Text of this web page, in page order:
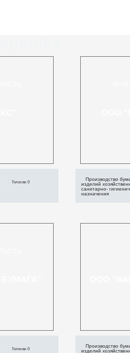
Голосов: 0
Производство
изделий
санитарно-
назначения
Голосов: 0
Производство
изделий